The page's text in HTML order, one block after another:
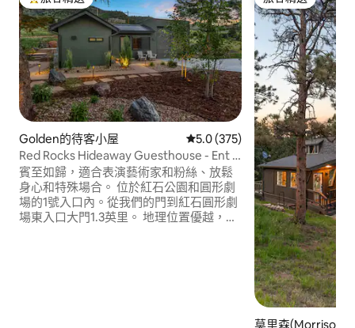
旅客精選榜首
Golden的待客小屋 從 375 則評價中獲得 5.0 的平
5.0 (375)
Red Rocks Hideaway Guesthouse - Ent #
1，配有按摩浴缸
賓至如歸，適合表演藝術家和粉絲、放鬆
身心和特殊場合。 位於紅石公園和圓形劇
場的1號入口內。從我們的門到紅石圓形劇
場東入口大門1.3英里。 地理位置優越，適
旅客精選
莫里森(Morrison)